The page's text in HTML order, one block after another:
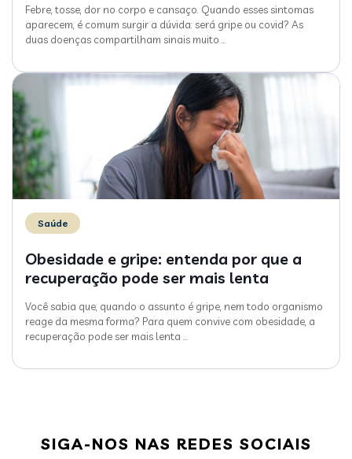
Febre, tosse, dor no corpo e cansaço. Quando esses sintomas
aparecem, é comum surgir a dúvida: será gripe ou covid? As
duas doenças compartilham sinais muito …
Saúde
Obesidade e gripe: entenda por que a
recuperação pode ser mais lenta
Você sabia que, quando o assunto é gripe, nem todo organismo
reage da mesma forma? Para quem convive com obesidade, a
recuperação pode ser mais lenta …
SIGA-NOS NAS REDES SOCIAIS